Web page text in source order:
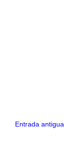
Entrada antigua